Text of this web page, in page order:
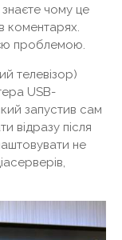
чому це
коментарях.
проблемою.
телевізор)
USB-
запустив сам
відразу після
не